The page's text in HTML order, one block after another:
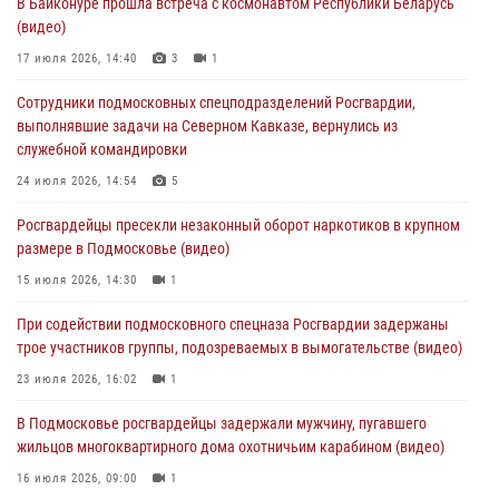
крупную сумму в Подмосковье
31 июля 2026, 13:00
действиях в Подмосковье (видео)
31 июля 2026, 09:00
В Главном управлении Росгвардии по Московской области
образования региональной общественной организации ветеранов
войск правопорядка (видео)
30 июля 2026, 13:00 5
Росгвардейцы задержали нетрезвую автоледи в Подмосковье
30 июля 2026, 08:00 1
(видео)
17 июля 2026, 14:40 3 1
Сотрудники подмосковных спецподразделений Росгвардии,
выполнявшие задачи на Северном Кавказе, вернулись из
служебной командировки
24 июля 2026, 14:54 5
Росгвардейцы пресекли незаконный оборот наркотиков в крупном
размере в Подмосковье (видео)
15 июля 2026, 14:30 1
При содействии подмосковного спецназа Росгвардии задержаны
трое участников группы, подозреваемых в вымогательстве (видео)
23 июля 2026, 16:02 1
В Подмосковье росгвардейцы задержали мужчину, пугавшего
жильцов многоквартирного дома охотничьим карабином (видео)
16 июля 2026, 09:00 1